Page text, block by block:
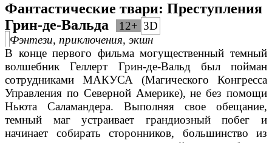
Фантастические твари: Преступления
Грин-де-Вальда
12+ 3D
Фэнтези, приключения, экшн
В конце первого фильма могущественный темный
волшебник Геллерт Грин-де-Вальд был пойман
сотрудниками МАКУСА (Магического Конгресса
Управления по Северной Америке), не без помощи
Ньюта Саламандера. Выполняя свое обещание,
темный маг устраивает грандиозный побег и
начинает собирать сторонников, большинство из